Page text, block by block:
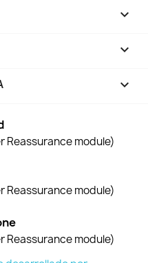


keyboard_arrow_down
Reassurance module)
Reassurance module)
Reassurance module)